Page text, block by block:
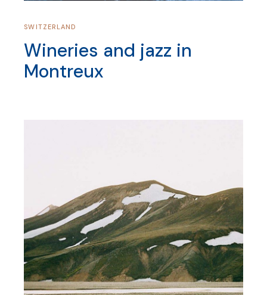
SWITZERLAND
Wineries and jazz in
Montreux